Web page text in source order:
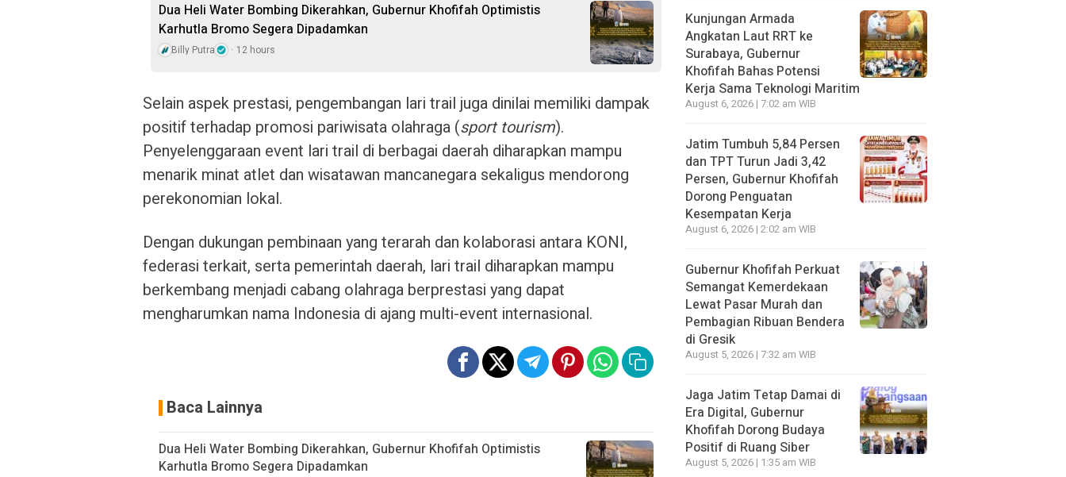
Dua Heli Water Bombing Dikerahkan, Gubernur Khofifah Optimistis
Karhutla Bromo Segera Dipadamkan
Billy Putra 12 hours
Selain aspek prestasi, pengembangan lari trail juga dinilai memiliki dampak
positif terhadap promosi pariwisata olahraga (sport tourism).
Penyelenggaraan event lari trail di berbagai daerah diharapkan mampu
menarik minat atlet dan wisatawan mancanegara sekaligus mendorong
perekonomian lokal.
Dengan dukungan pembinaan yang terarah dan kolaborasi antara KONI,
federasi terkait, serta pemerintah daerah, lari trail diharapkan mampu
berkembang menjadi cabang olahraga berprestasi yang dapat
mengharumkan nama Indonesia di ajang multi-event internasional.
Baca Lainnya
Dua Heli Water Bombing Dikerahkan, Gubernur Khofifah Optimistis
Karhutla Bromo Segera Dipadamkan
Kunjungan Armada
Angkatan Laut RRT ke
Surabaya, Gubernur
Khofifah Bahas Potensi
Kerja Sama Teknologi Maritim
August 6, 2026 | 7:02 am WIB
Jatim Tumbuh 5,84 Persen
dan TPT Turun Jadi 3,42
Persen, Gubernur Khofifah
Dorong Penguatan
Kesempatan Kerja
August 6, 2026 | 2:02 am WIB
Gubernur Khofifah Perkuat
Semangat Kemerdekaan
Lewat Pasar Murah dan
Pembagian Ribuan Bendera
di Gresik
August 5, 2026 | 7:32 am WIB
Jaga Jatim Tetap Damai di
Era Digital, Gubernur
Khofifah Dorong Budaya
Positif di Ruang Siber
August 5, 2026 | 1:35 am WIB